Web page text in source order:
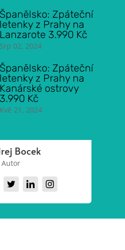
Španělsko: Zpáteční
letenky z Prahy na
Lanzarote 3.990 Kč
Srp 02, 2024
Španělsko: Zpáteční
letenky z Prahy na
Kanárské ostrovy
3.990 Kč
Kvě 21, 2024
Bocek
Autor